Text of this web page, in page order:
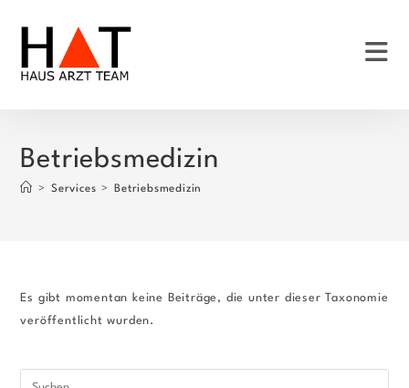
Betriebsmedizin
> Services > Betriebsmedizin
Es gibt momentan keine Beiträge, die unter dieser Taxonomie
veröffentlicht wurden.